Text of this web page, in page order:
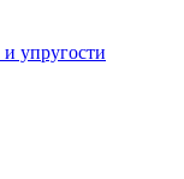
упругости